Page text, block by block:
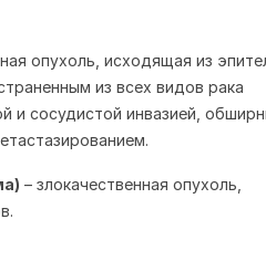
опухоль, исходящая из
из всех видов рака
и сосудистой инвазией,
– злокачественная опухоль,